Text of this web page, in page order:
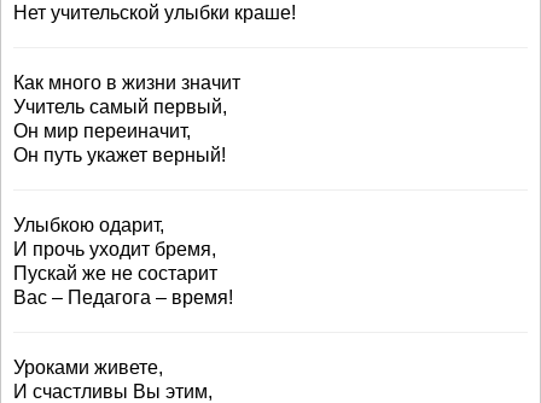
Нет учительской улыбки краше!
Как много в жизни значит
Учитель самый первый,
Он мир переиначит,
Он путь укажет верный!
Улыбкою одарит,
И прочь уходит бремя,
Пускай же не состарит
Вас – Педагога – время!
Уроками живете,
И счастливы Вы этим,